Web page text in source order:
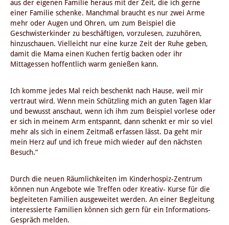
aus der eigenen Familie heraus mit der Zeit, die ich gerne
einer Familie schenke. Manchmal braucht es nur zwei Arme
mehr oder Augen und Ohren, um zum Beispiel die
Geschwisterkinder zu beschäftigen, vorzulesen, zuzuhören,
hinzuschauen. Vielleicht nur eine kurze Zeit der Ruhe geben,
damit die Mama einen Kuchen fertig backen oder ihr
Mittagessen hoffentlich warm genießen kann.
Ich komme jedes Mal reich beschenkt nach Hause, weil mir
vertraut wird. Wenn mein Schützling mich an guten Tagen klar
und bewusst anschaut, wenn ich ihm zum Beispiel vorlese oder
er sich in meinem Arm entspannt, dann schenkt er mir so viel
mehr als sich in einem Zeitmaß erfassen lässt. Da geht mir
mein Herz auf und ich freue mich wieder auf den nächsten
Besuch.“
Durch die neuen Räumlichkeiten im Kinderhospiz-Zentrum
können nun Angebote wie Treffen oder Kreativ- Kurse für die
begleiteten Familien ausgeweitet werden. An einer Begleitung
interessierte Familien können sich gern für ein Informations-
Gespräch melden.